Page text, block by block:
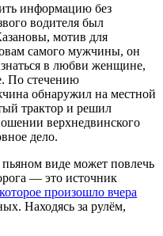
информацию без
водителя был
мотив для
самого мужчины, он
в любви женщине,
По стечению
обнаружил на местной
трактор и решил
верхнедвинского
дело.
виде может повлечь
— это источник
произошло вчера
Находясь за рулём,